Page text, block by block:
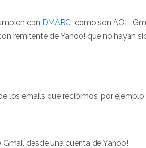
con DMARC como son AOL,
remitente de Yahoo! que no hayan
los emails que recibimos, por ejemplo:
desde una cuenta de Yahoo!.